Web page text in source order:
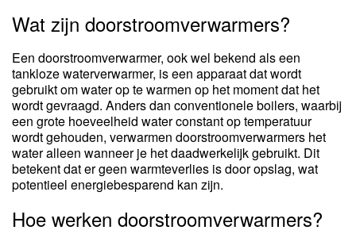
Wat zijn doorstroomverwarmers?
Een doorstroomverwarmer, ook wel bekend als een
tankloze waterverwarmer, is een apparaat dat wordt
gebruikt om water op te warmen op het moment dat het
wordt gevraagd. Anders dan conventionele boilers, waarbij
een grote hoeveelheid water constant op temperatuur
wordt gehouden, verwarmen doorstroomverwarmers het
water alleen wanneer je het daadwerkelijk gebruikt. Dit
betekent dat er geen warmteverlies is door opslag, wat
potentieel energiebesparend kan zijn.
Hoe werken doorstroomverwarmers?